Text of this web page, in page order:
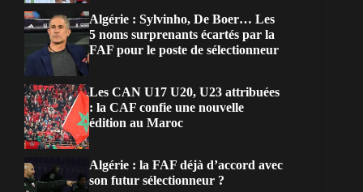
Algérie : Sylvinho, De Boer… Les
5 noms surprenants écartés par la
FAF pour le poste de sélectionneur
Les CAN U17 U20, U23 attribuées
: la CAF confie une nouvelle
édition au Maroc
Algérie : la FAF déjà d’accord avec
son futur sélectionneur ?